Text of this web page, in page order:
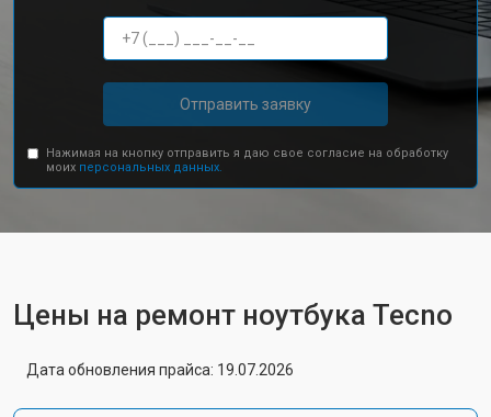
Отправить заявку
Нажимая на кнопку отправить я даю свое согласие на обработку
моих персональных данных.
Цены на ремонт ноутбука Tecno
Дата обновления прайса: 19.07.2026